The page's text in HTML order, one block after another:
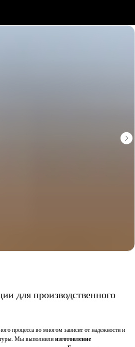
для производственного
процесса во многом зависит от надежности и
Мы выполнили изготовление